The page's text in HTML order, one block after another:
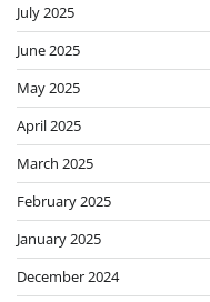
July 2025
June 2025
May 2025
April 2025
March 2025
February 2025
January 2025
December 2024